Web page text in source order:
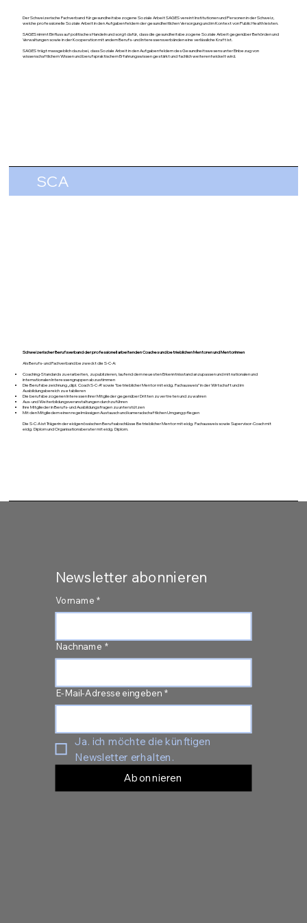
Der Schweizerische Fachverband für gesundheitsbezogene Soziale Arbeit SAGES vereint Institutionen und Personen in der Schweiz,
welche professionelle Soziale Arbeit in den Aufgabenfeldern der gesundheitlichen Versorgung und im Kontext von Public Health leisten.
SAGES nimmt Einfluss auf politisches Handeln und sorgt dafür, dass die gesundheitsbezogene Soziale Arbeit gegenüber Behörden und
Verwaltungen sowie in der Kooperation mit andern Berufs- und Interessensverbänden eine verlässliche Kraft ist.
SAGES trägt massgeblich dazu bei, dass Soziale Arbeit in den Aufgabenfeldern des Gesundheitswesens unter Einbezug von
wissenschaftlichem Wissen und berufspraktischem Erfahrungswissen gestärkt und fachlich weiterentwickelt wird.
SCA
Schweizerischer Berufsverband der professionell arbeitenden Coaches und betrieblichen Mentoren und Mentorinnen
Als Berufs- und Fachverband bezweckt die S-C-A:
Coaching-Standards zu erarbeiten, zu publizieren, laufend dem neuesten Erkenntnisstand anzupassen und mit nationalen und
internationalen Interessengruppen abzustimmen
Die Berufsbezeichnung „dipl. Coach S-C-A“ sowie “betrieblicher Mentor mit eidg. Fachausweis” in der Wirtschaft und im
Ausbildungsbereich zu etablieren
Die berufsbezogenen Interessen ihrer Mitglieder gegenüber Dritten zu vertreten und zu wahren
Aus- und Weiterbildungsveranstaltungen durchzuführen
Ihre Mitglieder in Berufs- und Ausbildungsfragen zu unterstützen
Mit den Mitgliedern einen regelmässigen Austausch und kameradschaftlichen Umgang pflegen
Die S-C-A ist Trägerin der eidgenössischen Berufsabschlüsse Betrieblicher Mentor mit eidg. Fachausweis sowie Supervisor-Coach mit
eidg. Diplom und Organisationsberater mit eidg. Diplom.
Newsletter abonnieren
Vorname *
Nachname *
E-Mail-Adresse eingeben *
Ja. ich möchte die künftigen
Newsletter erhalten.
Abonnieren